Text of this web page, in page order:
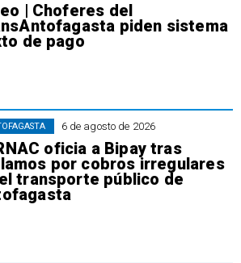
| Choferes del
piden sistema
de pago
6 de agosto de 2026
oficia a Bipay tras
por cobros irregulares
transporte público de